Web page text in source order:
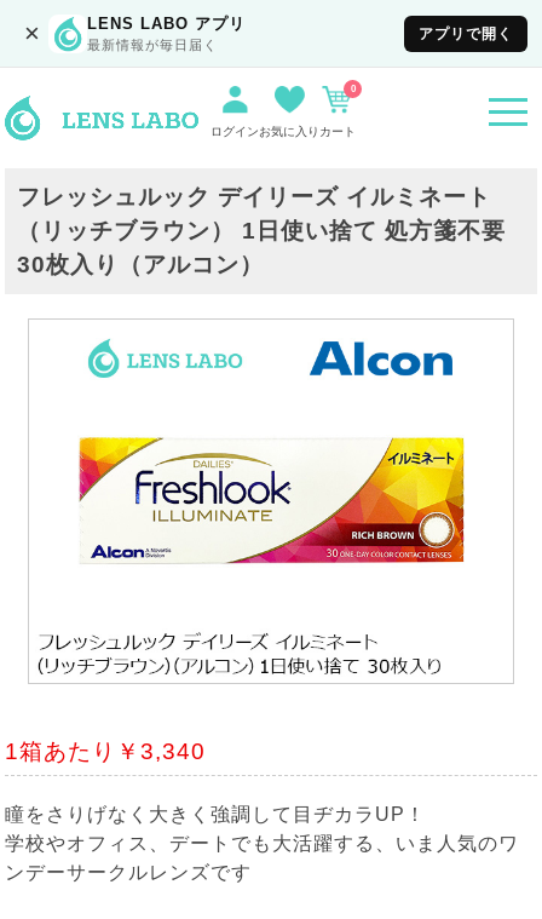
× LENS LABO アプリ
最新情報が毎日届く
アプリで開く
ログインお気に入り カート
0
フレッシュルック デイリーズ イルミネート
（リッチブラウン） 1日使い捨て 処方箋不要
30枚入り（アルコン）
1箱あたり￥3,340
瞳をさりげなく大きく強調して目ヂカラUP！
学校やオフィス、デートでも大活躍する、いま人気のワ
ンデーサークルレンズです